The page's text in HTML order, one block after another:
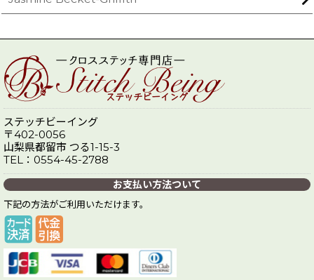
ステッチビーイング
〒402-0056
山梨県都留市 つる1-15-3
TEL：0554-45-2788
お支払い方法ついて
下記の方法がご利用いただけます。